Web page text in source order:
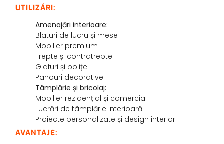
UTILIZĂRI:
Amenajări interioare:
Blaturi de lucru și mese
Mobilier premium
Trepte și contratrepte
Glafuri și polițe
Panouri decorative
Tâmplărie și bricolaj:
Mobilier rezidențial și comercial
Lucrări de tâmplărie interioară
Proiecte personalizate și design interior
AVANTAJE: